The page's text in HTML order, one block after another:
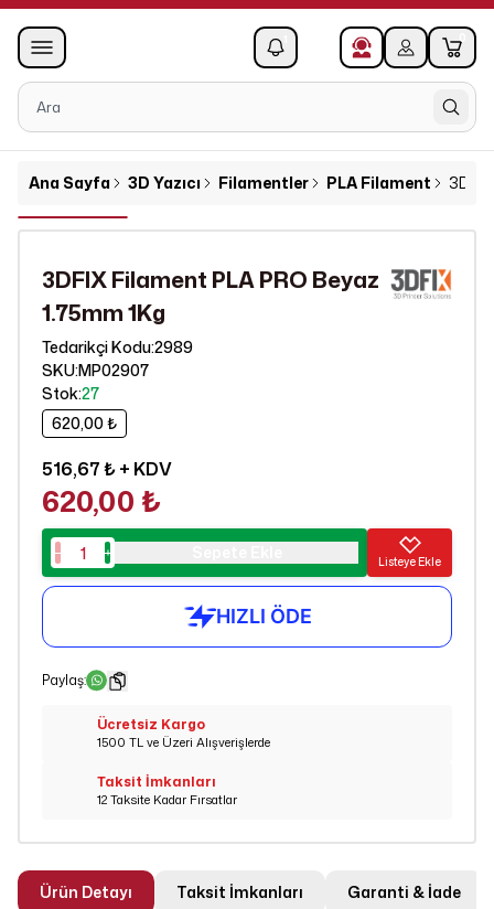
0
Ana Sayfa 3D Yazıcı Filamentler PLA Filament
3DFIX Filament PLA PRO Beyaz
1.75mm 1Kg
Tedarikçi Kodu:2989
SKU:MP02907
Stok:27
620,00 ₺
516,67 ₺+ KDV
620,00 ₺
Listeye Ekle
Paylaş:
Ücretsiz Kargo
1500 TL ve Üzeri Alışverişlerde
Taksit İmkanları
12 Taksite Kadar Fırsatlar
Ürün Detayı Taksit İmkanları Garanti & İade